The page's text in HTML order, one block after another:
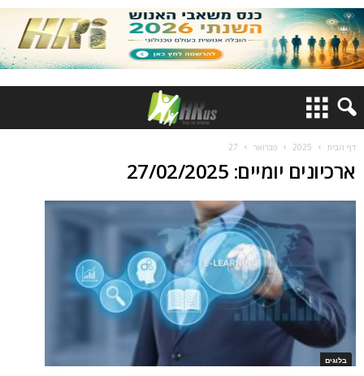
דף הבית 2025 פברואר 27
ארכיונים יומיים: 27/02/2025
בלוגים